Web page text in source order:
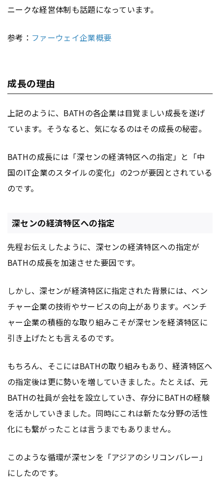
ニークな経営体制も話題になっています。
参考： ファーウェイ企業概要
成長の理由
上記のように、BATHの各企業は目覚ましい成長を遂げ
ています。そうなると、気になるのはその成長の秘密。
BATHの成長には「深センの経済特区への指定」と「中
国のIT企業のスタイルの変化」の2つが要因とされている
のです。
深センの経済特区への指定
先程お伝えしたように、深センの経済特区への指定が
BATHの成長を加速させた要因です。
しかし、深センが経済特区に指定された背景には、ベン
チャー企業の技術やサービスの向上があります。ベンチ
ャー企業の積極的な取り組みこそが深センを経済特区に
引き上げたとも言えるのです。
もちろん、そこにはBATHの取り組みもあり、経済特区へ
の指定後は更に勢いを増していきました。たとえば、元
BATHの社員が会社を設立していき、存分にBATHの経験
を活かしていきました。同時にこれは新たな分野の活性
化にも繋がったことは言うまでもありません。
このような循環が深センを「アジアのシリコンバレー」
にしたのです。